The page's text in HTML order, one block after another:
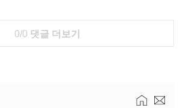
0/0 댓글 더보기